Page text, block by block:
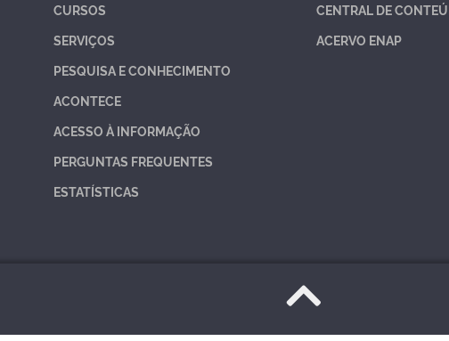
CURSOS
SERVIÇOS
PESQUISA E CONHECIMENTO
ACONTECE
ACESSO À INFORMAÇÃO
PERGUNTAS FREQUENTES
ESTATÍSTICAS
CENTRAL DE
ACERVO ENAP